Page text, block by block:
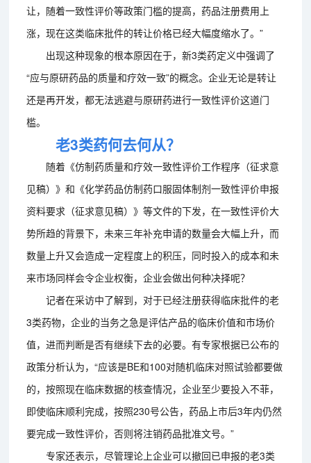
让，随着一致性评价等政策门槛的提高，药品注册费用上
涨，现在这类临床批件的转让价格已经大幅度缩水了。”
出现这种现象的根本原因在于，新3类药定义中强调了
“应与原研药品的质量和疗效一致”的概念。企业无论是转让
还是再开发，都无法逃避与原研药进行一致性评价这道门
槛。
老3类药何去何从？
随着《仿制药质量和疗效一致性评价工作程序（征求意
见稿）》和《化学药品仿制药口服固体制剂一致性评价申报
资料要求（征求意见稿）》等文件的下发，在一致性评价大
势所趋的背景下，未来三年补充申请的数量会大幅上升，而
数量上升又会造成一定程度上的积压，同时投入的成本和未
来市场同样会令企业权衡，企业会做出何种决择呢？
记者在采访中了解到，对于已经注册获得临床批件的老
3类药物，企业的当务之急是评估产品的临床价值和市场价
值，进而判断是否有继续下去的必要。有专家根据已公布的
政策分析认为，“应该是BE和100对随机临床对照试验都要做
的，按照现在临床数据的核查情况，企业至少要投入不菲，
即使临床顺利完成，按照230号公告，药品上市后3年内仍然
要完成一致性评价，否则将注销药品批准文号。”
专家还表示，尽管理论上企业可以撤回已申报的老3类